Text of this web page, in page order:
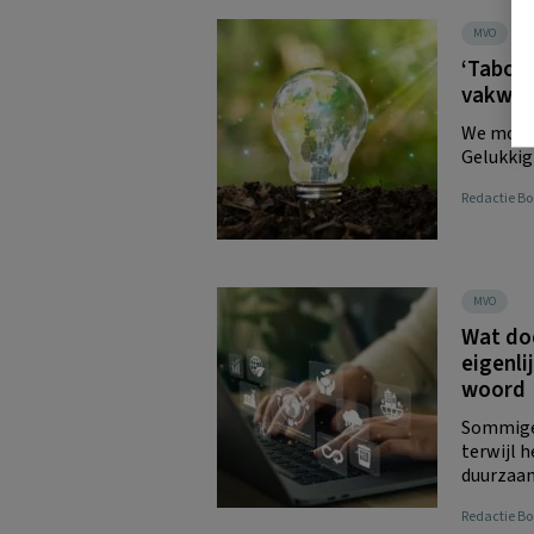
MVO
We
Redactie
MVO
Wat
woord
terwijl
Redactie